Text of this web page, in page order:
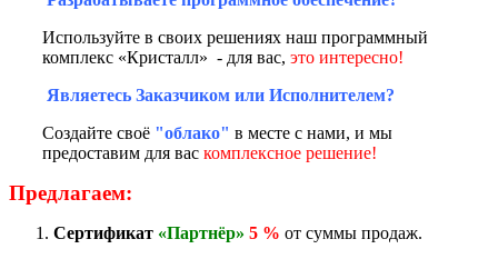
Используйте в своих решениях наш программный
комплекс «Кристалл» - для вас, это интересно!
Являетесь Заказчиком или Исполнителем?
Создайте своё "облако" в месте с нами, и мы
предоставим для вас комплексное решение!
Предлагаем:
Сертификат «Партнёр» 5 % от суммы продаж.